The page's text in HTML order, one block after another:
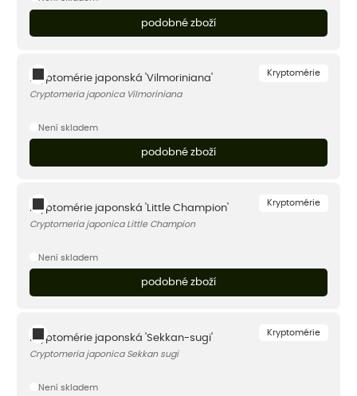
podobné zboží
Kryptomérie
Kryptomérie japonská 'Vilmoriniana'
Cryptomeria japonica Vilmoriniana
Není skladem
podobné zboží
Kryptomérie
Kryptomérie japonská 'Little Champion'
Cryptomeria japonica Little Champion
Není skladem
podobné zboží
Kryptomérie
Kryptomérie japonská 'Sekkan-sugi'
Cryptomeria japonica Sekkan sugi
Není skladem